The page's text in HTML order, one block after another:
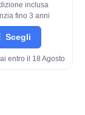
inclusa
fino 3 anni
Scegli
entro il 18 Agosto